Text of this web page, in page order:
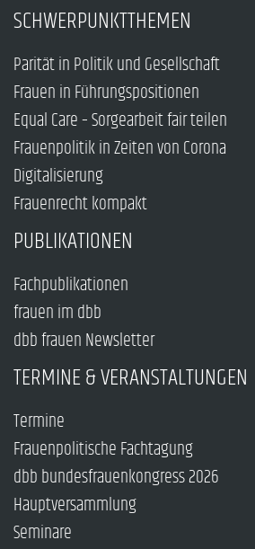
SCHWERPUNKTTHEMEN
Parität in Politik und Gesellschaft
Frauen in Führungspositionen
Equal Care – Sorgearbeit fair teilen
Frauenpolitik in Zeiten von Corona
Digitalisierung
Frauenrecht kompakt
PUBLIKATIONEN
Fachpublikationen
frauen im dbb
dbb frauen Newsletter
TERMINE & VERANSTALTUNGEN
Termine
Frauenpolitische Fachtagung
dbb bundesfrauenkongress 2026
Hauptversammlung
Seminare